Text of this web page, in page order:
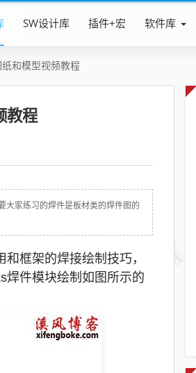
SW设计库 插件+宏 软件库
和模型视频教程
教程
大家练习的焊件是板材类的焊件图的
框架的焊接绘制技巧，
焊件模块绘制如图所示的